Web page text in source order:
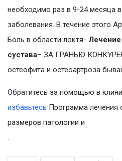
необходимо раз в 9-24 месяца
заболевания. В течение этого
Боль в области локтя- Лечение
сустава– ЗА ГРАНЬЮ
остеофита и остеоартроза
Обратитесь за помощью в
избавьтесь Программа лечения
размеров патологии и
.